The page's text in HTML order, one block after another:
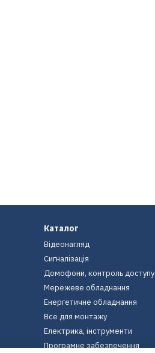
Каталог
Відеонагляд
Сигналізація
Домофони, контроль доступу
Мережеве обладнання
Енергетичне обладнання
Все для монтажу
Електрика, інструменти
Програмне забезпечення